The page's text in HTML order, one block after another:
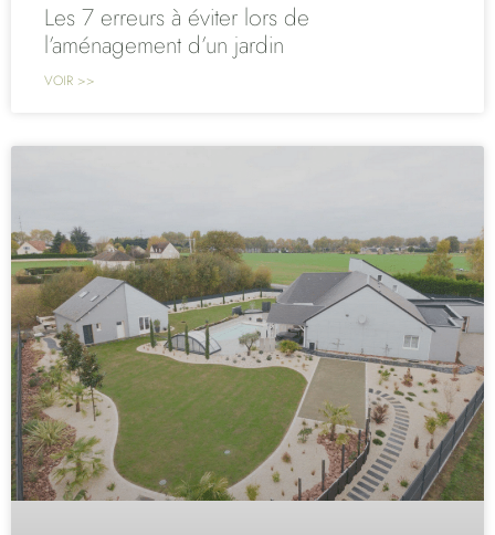
Les 7 erreurs à éviter lors de
l’aménagement d’un jardin
VOIR >>